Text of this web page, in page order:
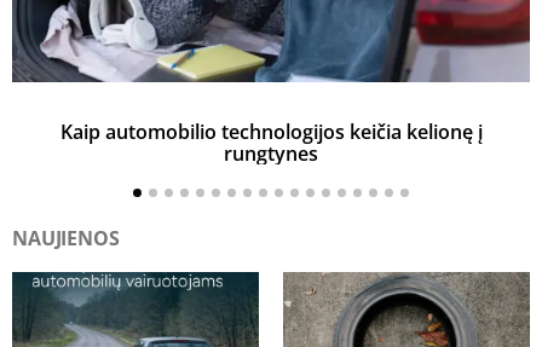
Kaip automobilio technologijos keičia kelionę į
rungtynes
NAUJIENOS